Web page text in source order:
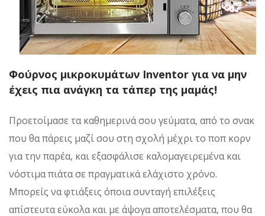
Φούρνος μικροκυμάτων Inventor για να μην
έχεις πια ανάγκη τα τάπερ της μαμάς!
Προετοίμασε τα καθημερινά σου γεύματα, από το σνακ
που θα πάρεις μαζί σου στη σχολή μέχρι το ποπ κορν
για την παρέα, και εξασφάλισε καλομαγειρεμένα και
νόστιμα πιάτα σε πραγματικά ελάχιστο χρόνο.
Μπορείς να φτιάξεις όποια συνταγή επιλέξεις
απίστευτα εύκολα και με άψογα αποτελέσματα, που θα